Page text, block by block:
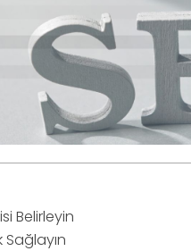
Belirleyin
Sağlayın